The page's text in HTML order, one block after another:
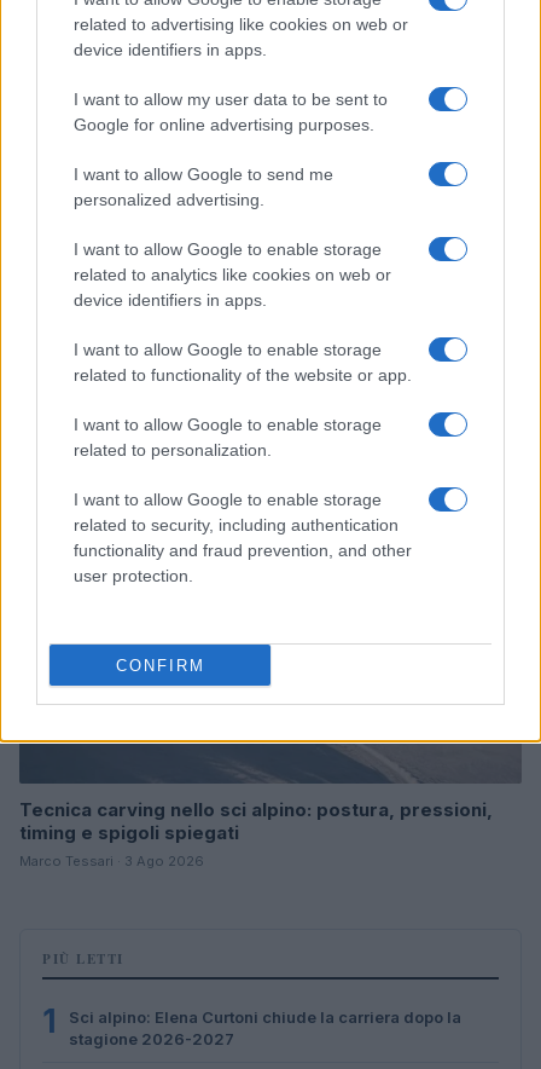
related to advertising like cookies on web or
device identifiers in apps.
I want to allow my user data to be sent to
Google for online advertising purposes.
I want to allow Google to send me
personalized advertising.
I want to allow Google to enable storage
related to analytics like cookies on web or
device identifiers in apps.
I want to allow Google to enable storage
related to functionality of the website or app.
I want to allow Google to enable storage
related to personalization.
I want to allow Google to enable storage
related to security, including authentication
functionality and fraud prevention, and other
user protection.
CONFIRM
SCI ALPINO
Come scegliere sci, attacchi e scarponi per lo sci
Marco Tessari · 4 Ago 2026
Tecnica carving nello sci alpino: postura, pressioni,
timing e spigoli spiegati
Marco Tessari · 3 Ago 2026
PIÙ LETTI
1
Sci alpino: Elena Curtoni chiude la carriera dopo la
stagione 2026-2027